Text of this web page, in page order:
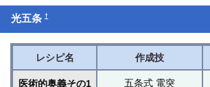
光五条†
レシピ名 作成技
医術的奥義その1 五条式 電突